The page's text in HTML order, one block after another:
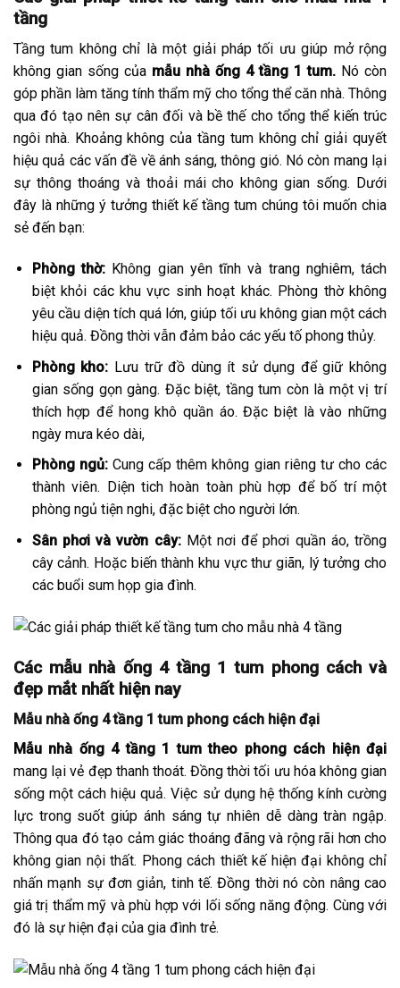
tầng
Tầng tum không chỉ là một giải pháp tối ưu giúp mở rộng
không gian sống của mẫu nhà ống 4 tầng 1 tum. Nó còn
góp phần làm tăng tính thẩm mỹ cho tổng thể căn nhà. Thông
qua đó tạo nên sự cân đối và bề thế cho tổng thể kiến trúc
ngôi nhà. Khoảng không của tầng tum không chỉ giải quyết
hiệu quả các vấn đề về ánh sáng, thông gió. Nó còn mang lại
sự thông thoáng và thoải mái cho không gian sống. Dưới
đây là những ý tưởng thiết kế tầng tum chúng tôi muốn chia
sẻ đến bạn:
Phòng thờ: Không gian yên tĩnh và trang nghiêm, tách
biệt khỏi các khu vực sinh hoạt khác. Phòng thờ không
yêu cầu diện tích quá lớn, giúp tối ưu không gian một cách
hiệu quả. Đồng thời vẫn đảm bảo các yếu tố phong thủy.
Phòng kho: Lưu trữ đồ dùng ít sử dụng để giữ không
gian sống gọn gàng. Đặc biệt, tầng tum còn là một vị trí
thích hợp để hong khô quần áo. Đặc biệt là vào những
ngày mưa kéo dài,
Phòng ngủ:Cung cấp thêm không gian riêng tư cho các
thành viên. Diện tich hoàn toàn phù hợp để bố trí một
phòng ngủ tiện nghi, đặc biệt cho người lớn.
Sân phơi và vườn cây:Một nơi để phơi quần áo, trồng
cây cảnh. Hoặc biến thành khu vực thư giãn, lý tưởng cho
các buổi sum họp gia đình.
Các mẫu nhà ống 4 tầng 1 tum phong cách và
đẹp mắt nhất hiện nay
Mẫu nhà ống 4 tầng 1 tum phong cách hiện đại
Mẫu nhà ống 4 tầng 1 tum theo phong cách hiện đại
mang lại vẻ đẹp thanh thoát. Đồng thời tối ưu hóa không gian
sống một cách hiệu quả. Việc sử dụng hệ thống kính cường
lực trong suốt giúp ánh sáng tự nhiên dễ dàng tràn ngập.
Thông qua đó tạo cảm giác thoáng đãng và rộng rãi hơn cho
không gian nội thất. Phong cách thiết kế hiện đại không chỉ
nhấn mạnh sự đơn giản, tinh tế. Đồng thời nó còn nâng cao
giá trị thẩm mỹ và phù hợp với lối sống năng động. Cùng với
đó là sự hiện đại của gia đình trẻ.